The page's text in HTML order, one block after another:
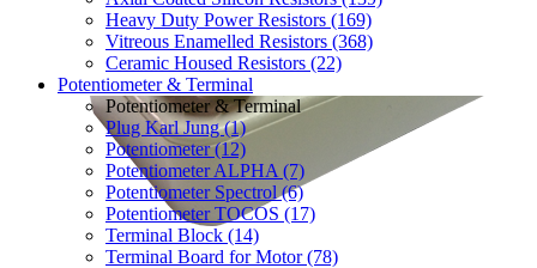
Heavy Duty Power Resistors (169)
Vitreous Enamelled Resistors (368)
Ceramic Housed Resistors (22)
Potentiometer & Terminal
Potentiometer & Terminal
Plug Karl Jung (1)
Potentiometer (12)
Potentiometer ALPHA (7)
Potentiometer Spectrol (6)
Potentiometer TOCOS (17)
Terminal Block (14)
Terminal Board for Motor (78)